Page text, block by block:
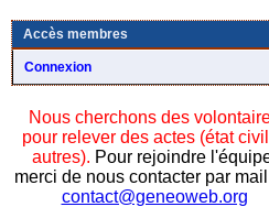
Accès membres
Connexion
Nous cherchons des
pour relever des actes (état
autres). Pour rejoindre
merci de nous contacter par
contact@geneoweb.org